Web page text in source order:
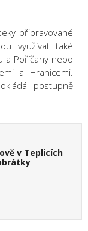
připravované
využívat také
a Poříčany nebo
a Hranicemi.
postupně
v Teplicích